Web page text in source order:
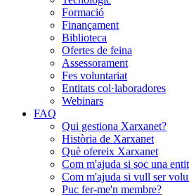
Formació
Finançament
Biblioteca
Ofertes de feina
Assessorament
Fes voluntariat
Entitats col·laboradores
Webinars
FAQ
Qui gestiona Xarxanet?
Història de Xarxanet
Què ofereix Xarxanet
Com m'ajuda si soc una
Com m'ajuda si vull ser
Puc fer-me'n membre?